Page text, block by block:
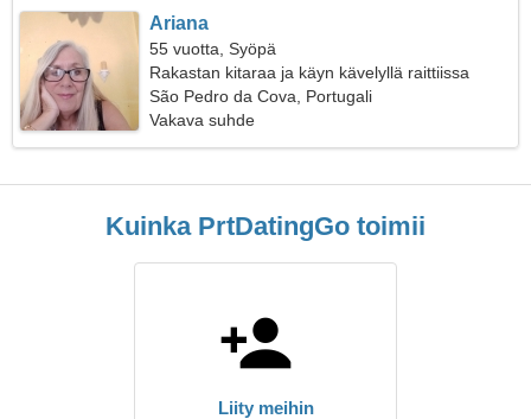
Ariana
55 vuotta, Syöpä
Rakastan kitaraa ja käyn kävelyllä raittiissa
ilmassa
São Pedro da Cova, Portugali
Vakava suhde
Kuinka PrtDatingGo toimii
Liity meihin